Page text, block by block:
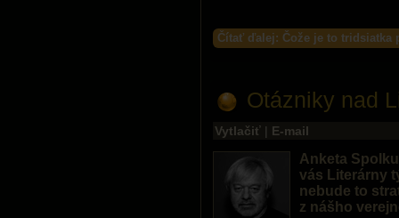
Čítať ďalej: Čože je to tridsiatka
Otázniky nad
Vytlačiť | E-mail
Anketa
vás Literárny
nebude to
z nášho